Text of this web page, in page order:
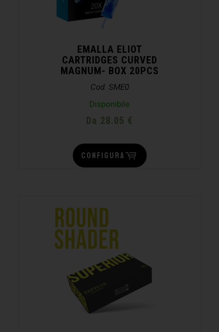
EMALLA ELIOT
CARTRIDGES CURVED
MAGNUM- BOX 20PCS
Cod. SME0
Disponibile
Da 28.05 €
CONFIGURA